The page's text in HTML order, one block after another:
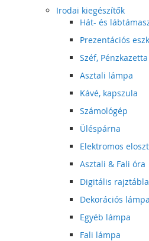
Irodai kiegészítők
Hát- és
Prezentációs
Széf, Pénzkazetta
Asztali lámpa
Kávé, kapszula
Számológép
Üléspárna
Elektromos
Asztali & Fali óra
Digitális rajztábla
Dekorációs lámpa
Egyéb lámpa
Fali lámpa